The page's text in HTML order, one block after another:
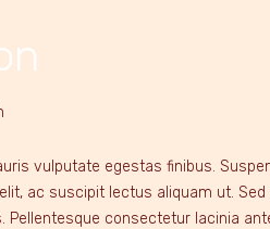
vulputate egestas finibus.
ac suscipit lectus aliquam ut.
Pellentesque consectetur lacinia